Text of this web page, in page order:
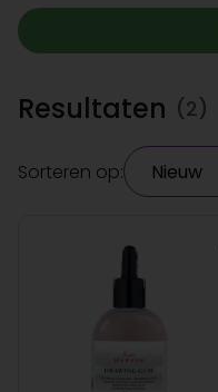
Resultaten (2)
Sorteren op: